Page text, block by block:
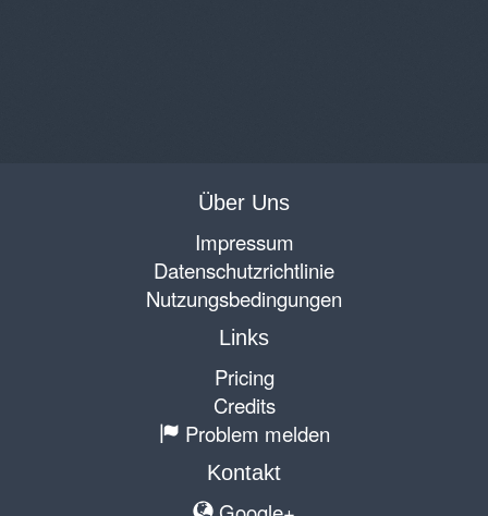
Über Uns
Impressum
Datenschutzrichtlinie
Nutzungsbedingungen
Links
Pricing
Credits
Problem melden
Kontakt